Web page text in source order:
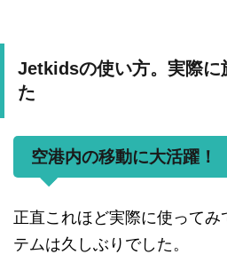
Jetkidsの使い方。実際に
た
空港内の移動に大活躍！
正直これほど実際に使ってみ
テムは久しぶりでした。